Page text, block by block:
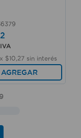
x $10 27 sin interés
AGREGAR